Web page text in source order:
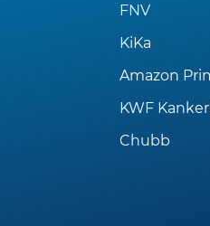
FNV
KiKa
Amazon
KWF
Chubb